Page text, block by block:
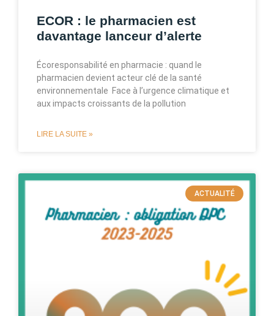
ECOR : le pharmacien est
davantage lanceur d’alerte
Écoresponsabilité en pharmacie : quand le
pharmacien devient acteur clé de la santé
environnementale Face à l’urgence climatique et
aux impacts croissants de la pollution
LIRE LA SUITE »
ACTUALITÉ